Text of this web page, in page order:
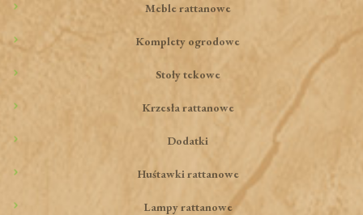
Meble rattanowe
Komplety ogrodowe
Stoły tekowe
Krzesła rattanowe
Dodatki
Huśtawki rattanowe
Lampy rattanowe